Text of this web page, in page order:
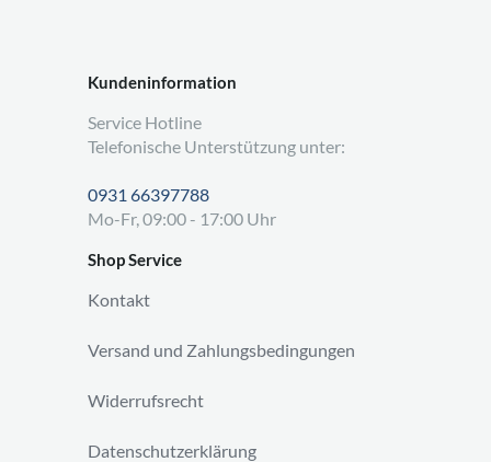
Kundeninformation
Service Hotline
Telefonische Unterstützung unter:
0931 66397788
Mo-Fr, 09:00 - 17:00 Uhr
Shop Service
Kontakt
Versand und Zahlungsbedingungen
Widerrufsrecht
Datenschutzerklärung